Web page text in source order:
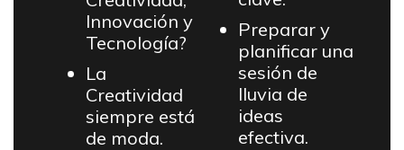
Innovación y
Tecnología?
La
Creatividad
siempre está
de moda.
Preparar y
planificar una
sesión de
lluvia de
ideas
efectiva.